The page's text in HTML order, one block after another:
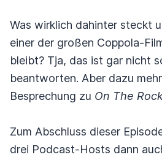
Was wirklich dahinter steckt
einer der großen Coppola-
bleibt? Tja, das ist gar nicht
beantworten. Aber dazu
Besprechung zu On The
Zum Abschluss dieser
drei Podcast-Hosts dann